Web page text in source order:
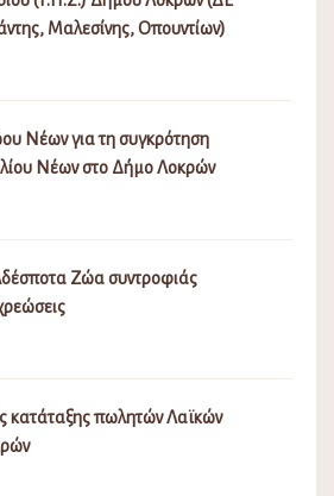
Μαλεσίνης, Οπουντίων)
Νέων για τη συγκρότηση
Νέων στο Δήμο Λοκρών
Ζώα συντροφιάς
κατάταξης πωλητών Λαϊκών